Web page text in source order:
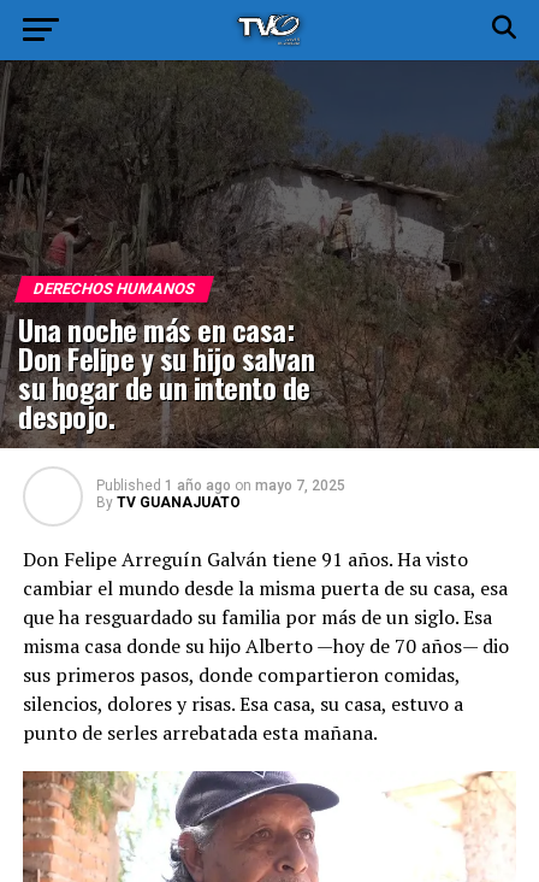
DERECHOS HUMANOS
Una noche más en casa:
Don Felipe y su hijo salvan
su hogar de un intento de
despojo.
Published 1 año ago on mayo 7, 2025
By TV GUANAJUATO
Don Felipe Arreguín Galván tiene 91 años. Ha visto
cambiar el mundo desde la misma puerta de su casa, esa
que ha resguardado su familia por más de un siglo. Esa
misma casa donde su hijo Alberto —hoy de 70 años— dio
sus primeros pasos, donde compartieron comidas,
silencios, dolores y risas. Esa casa, su casa, estuvo a
punto de serles arrebatada esta mañana.